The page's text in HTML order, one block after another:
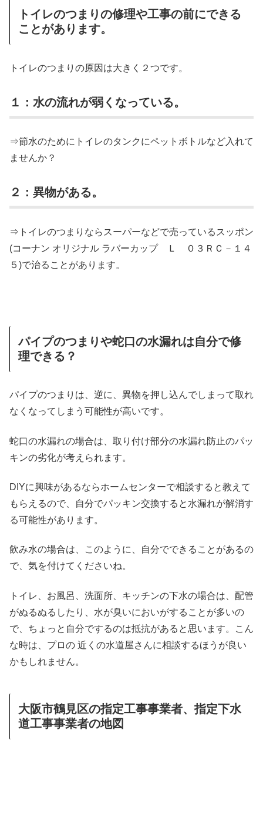
トイレのつまりの修理や工事の前にできる
ことがあります。
トイレのつまりの原因は大きく２つです。
１：水の流れが弱くなっている。
⇒節水のためにトイレのタンクにペットボトルなど入れて
ませんか？
２：異物がある。
⇒トイレのつまりならスーパーなどで売っているスッポン
(コーナン オリジナル ラバーカップ Ｌ ０３ＲＣ－１４
５)で治ることがあります。
パイプのつまりや蛇口の水漏れは自分で修
理できる？
パイプのつまりは、逆に、異物を押し込んでしまって取れ
なくなってしまう可能性が高いです。
蛇口の水漏れの場合は、取り付け部分の水漏れ防止のパッ
キンの劣化が考えられます。
DIYに興味があるならホームセンターで相談すると教えて
もらえるので、自分でパッキン交換すると水漏れが解消す
る可能性があります。
飲み水の場合は、このように、自分でできることがあるの
で、気を付けてくださいね。
トイレ、お風呂、洗面所、キッチンの下水の場合は、配管
がぬるぬるしたり、水が臭いにおいがすることが多いの
で、ちょっと自分でするのは抵抗があると思います。こん
な時は、プロの 近くの水道屋さんに相談するほうが良い
かもしれません。
大阪市鶴見区の指定工事事業者、指定下水
道工事事業者の地図